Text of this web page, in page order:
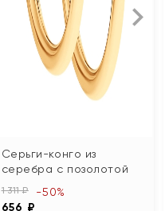
Серьги-конго из
серебра с позолотой
1 311 ₽
656 ₽
-50%